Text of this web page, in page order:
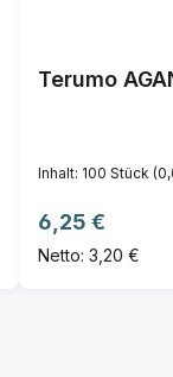
Terumo
Inhalt: 100 Stück
Regulärer
6,25 €
Netto: 3,20 €